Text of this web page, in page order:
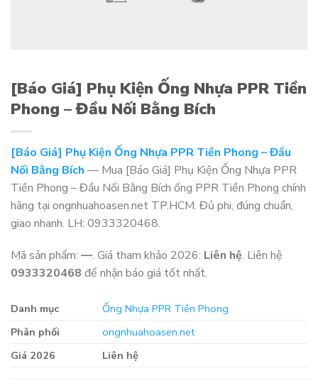
[Báo Giá] Phụ Kiện Ống Nhựa PPR Tiền
Phong – Đầu Nối Bằng Bích
[Báo Giá] Phụ Kiện Ống Nhựa PPR Tiền Phong – Đầu
Nối Bằng Bích — Mua [Báo Giá] Phụ Kiện Ống Nhựa PPR
Tiền Phong – Đầu Nối Bằng Bích ống PPR Tiền Phong chính
hãng tại ongnhuahoasen.net TP.HCM. Đủ phi, đúng chuẩn,
giao nhanh. LH: 0933320468.
Mã sản phẩm: —. Giá tham khảo 2026: Liên hệ. Liên hệ
0933320468 để nhận báo giá tốt nhất.
Danh mục
Ống Nhựa PPR Tiền Phong
Phân phối
ongnhuahoasen.net
Giá 2026
Liên hệ